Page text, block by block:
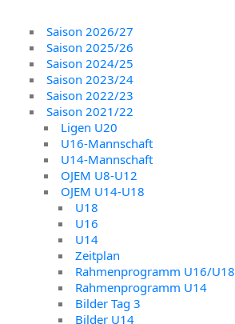
Saison 2026/27
Saison 2025/26
Saison 2024/25
Saison 2023/24
Saison 2022/23
Saison 2021/22
Ligen U20
U16-Mannschaft
U14-Mannschaft
OJEM U8-U12
OJEM U14-U18
U18
U16
U14
Zeitplan
Rahmenprogramm U16/U18
Rahmenprogramm U14
Bilder Tag 3
Bilder U14